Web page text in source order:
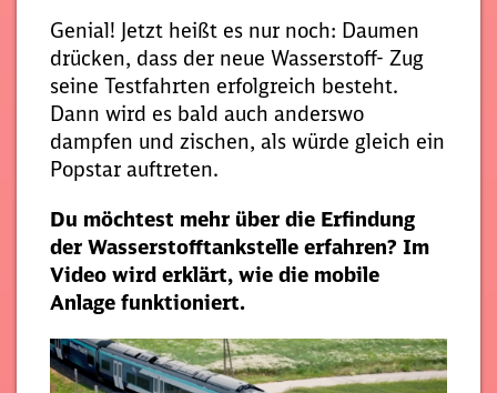
Genial! Jetzt heißt es nur noch: Daumen
drücken, dass der neue Wasserstoff- Zug
seine Testfahrten erfolgreich besteht.
Dann wird es bald auch anderswo
dampfen und zischen, als würde gleich ein
Popstar auftreten.
Du möchtest mehr über die Erfindung
der Wasserstofftankstelle erfahren? Im
Video wird erklärt, wie die mobile
Anlage funktioniert.